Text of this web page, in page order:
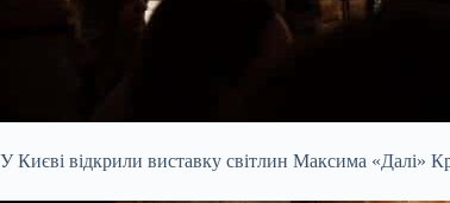
У Києві відкрили виставку світлин Максима «Далі»